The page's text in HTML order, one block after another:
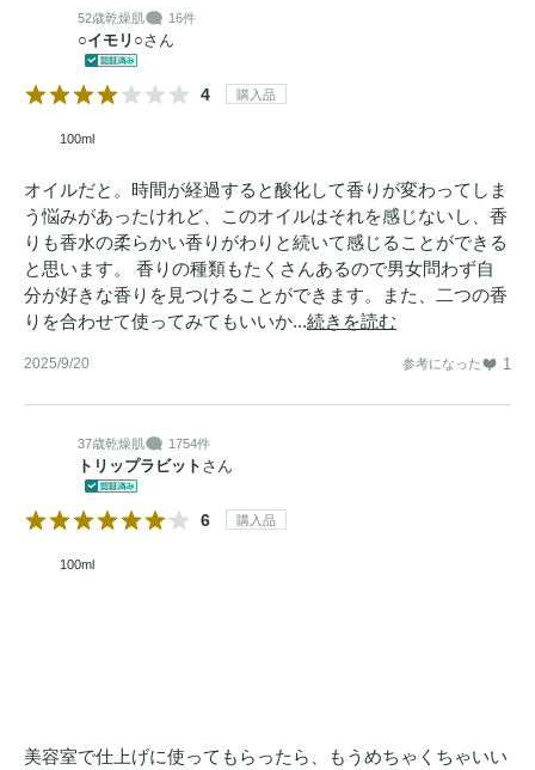
52歳乾燥肌 16件
○イモリ○さん
4 購入品
100ml
オイルだと。時間が経過すると酸化して香りが変わってしま
う悩みがあったけれど、このオイルはそれを感じないし、香
りも香水の柔らかい香りがわりと続いて感じることができる
と思います。 香りの種類もたくさんあるので男女問わず自
分が好きな香りを見つけることができます。また、二つの香
りを合わせて使ってみてもいいか...続きを読む
2025/9/20 参考になった 1
37歳乾燥肌 1754件
トリップラビット さん
6 購入品
100ml
美容室で仕上げに使ってもらったら、もうめちゃくちゃいい